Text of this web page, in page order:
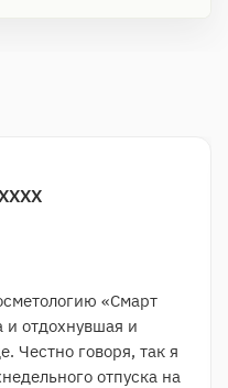
«Смарт
и отдохнувшая и
Честно говоря, так я
отпуска на